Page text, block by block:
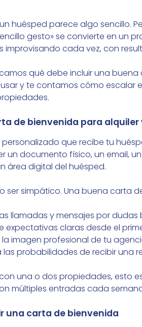
huésped parece algo sencillo.
gesto» se convierte en un
cada vez, con
qué debe incluir una
y te contamos cómo escalar
de bienvenida para
personalizado que recibe tu
un documento físico, un email,
área digital del huésped.
ser simpático. Una buena carta
llamadas y mensajes por dudas
expectativas claras desde el
la imagen profesional de tu
las probabilidades de recibir una
una o dos propiedades, esto
múltiples entradas cada
una carta de bienvenida